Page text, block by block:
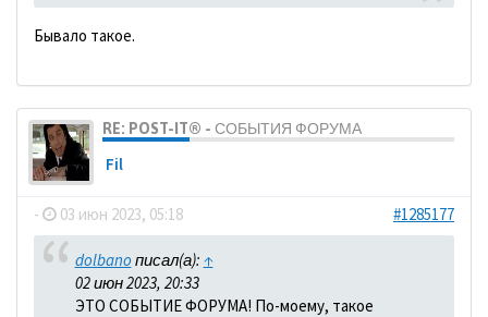
Бывало такое.
RE: POST-IT® - СОБЫТИЯ ФОРУМА
Fil
- 03 июн 2023, 05:18 #1285177
dolbano писал(а): ↑
02 июн 2023, 20:33
ЭТО СОБЫТИЕ ФОРУМА! По-моему, такое